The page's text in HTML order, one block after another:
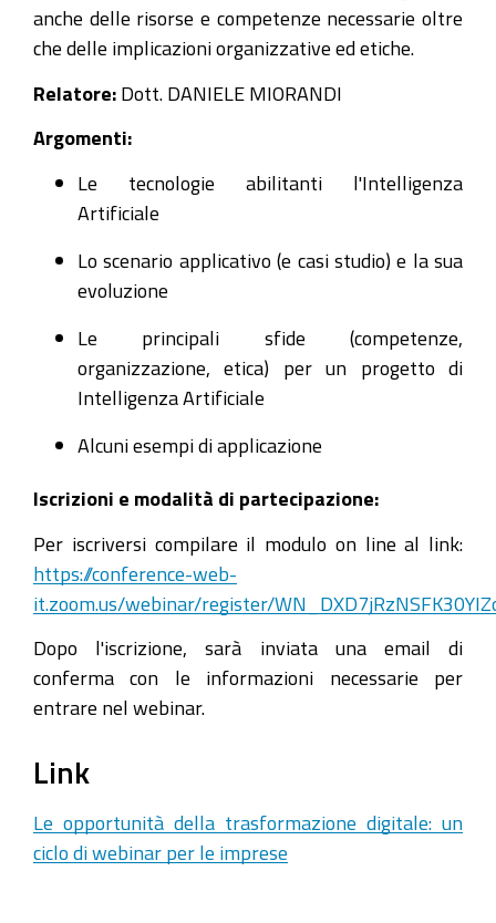
meglio
in
04-
12T10:00:00+02:00
2022-
12T12:00:00+02:00
aprile
2022,
10:00
quinto
webinar
del
formativo
digitali
promosso
da
anche delle risorse e competenze necessarie oltre
che delle implicazioni organizzative ed etiche.
Relatore: Dott. DANIELE MIORANDI
Argomenti:
Le tecnologie abilitanti l'Intelligenza
Artificiale
Lo scenario applicativo (e casi studio) e la sua
evoluzione
Le principali sfide (competenze,
organizzazione, etica) per un progetto di
Intelligenza Artificiale
Alcuni esempi di applicazione
Iscrizioni e modalità di partecipazione:
Per iscriversi compilare il modulo on line al link:
https://conference-web-
it.zoom.us/webinar/register/
Dopo l'iscrizione, sarà inviata una email di
conferma con le informazioni necessarie per
entrare nel webinar.
Link
Le opportunità della trasformazione digitale: un
ciclo di webinar per le imprese